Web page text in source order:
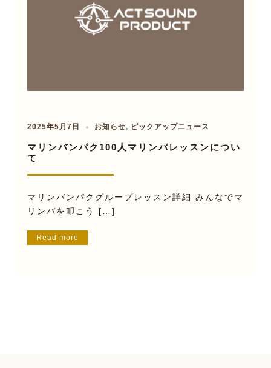
2025年5月7日 お知らせ, ピックアップニュース
マリンバンパク100人マリンバレッスンについ
て
マリンバンパクグループレッスン詳細 みんなでマ
リンバを叩こう […]
Read more